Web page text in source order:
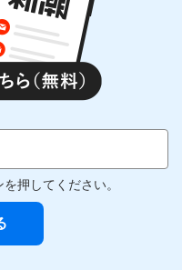
押してください。